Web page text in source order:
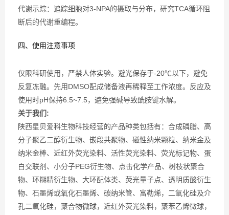
代谢示踪：追踪细胞对3-NPA的摄取与分布，研究TCA循环阻
断后的代谢重编程。
四、使用注意事项
仅限科研使用，严禁人体实验。避光保存于-20℃以下，避免
反复冻融。先用DMSO配成储备液再稀释至工作浓度。反应及
使用时pH保持6.5~7.5，避免强碱导致酰胺键水解。
关于我们:
陕西星贝爱科生物科技经营的产品种类包括有：合成磷脂、高
分子聚乙二醇衍生物、嵌段共聚物、磁性纳米颗粒、纳米金及
纳米金棒、近红外荧光染料、活性荧光染料、荧光标记物、蛋
白交联剂、小分子PEG衍生物、点击化学产品、树枝状聚合
物、环糊精衍生物、大环配体类、荧光量子点、透明质酸衍生
物、石墨烯或氧化石墨烯、碳纳米管、富勒烯，二氧化硅及介
孔二氧化硅，聚合物微球，近红外荧光染料，聚苯乙烯微球，